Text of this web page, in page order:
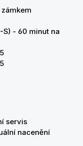
S) - 60 minut na
servis
nacenění